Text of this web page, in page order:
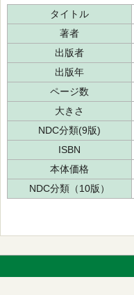
タイトル
著者
出版者
出版年
ページ数
大きさ
NDC分類(9版)
ISBN
本体価格
NDC分類（10版）